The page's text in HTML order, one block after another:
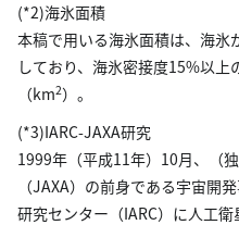
(*2)海氷面積
本稿で用いる海氷面積は、海氷
しており、海氷密接度15%以
（km2）。
(*3)IARC-JAXA研究
1999年（平成11年）10月、（
（JAXA）の前身である宇宙開
研究センター（IARC）に人工